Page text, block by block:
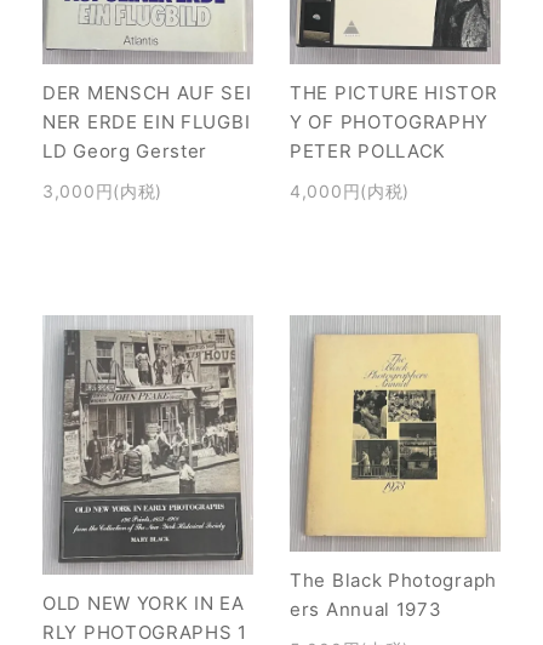
DER MENSCH AUF SEI
NER ERDE EIN FLUGBI
LD Georg Gerster
3,000円(内税)
THE PICTURE HISTOR
Y OF PHOTOGRAPHY
PETER POLLACK
4,000円(内税)
OLD NEW YORK IN EA
RLY PHOTOGRAPHS 1
The Black Photograph
ers Annual 1973